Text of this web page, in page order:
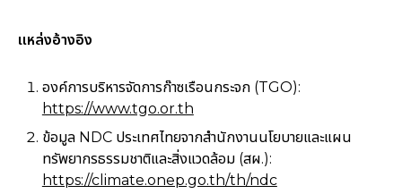
แหล่งอ้างอิง
องค์การบริหารจัดการก๊าซเรือนกระจก (TGO):
https://www.tgo.or.th
ข้อมูล NDC ประเทศไทยจากสำนักงานนโยบายและแผน
ทรัพยากรธรรมชาติและสิ่งแวดล้อม (สผ.):
https://climate.onep.go.th/th/ndc